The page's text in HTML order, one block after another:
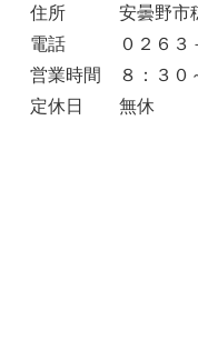
住所 安曇野市穂
電話 ０２６３－
営業時間 ８：３０
定休日 無休